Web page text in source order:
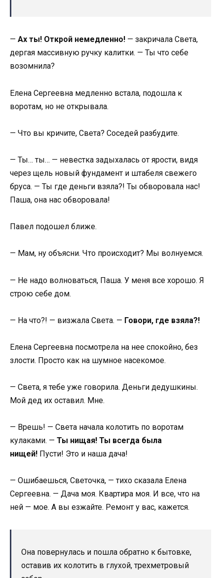
— Ах ты! Открой немедленно! — закричала Света,
дергая массивную ручку калитки. — Ты что себе
возомнила?
Елена Сергеевна медленно встала, подошла к
воротам, но не открывала.
— Что вы кричите, Света? Соседей разбудите.
— Ты… ты… — невестка задыхалась от ярости, видя
через щель новый фундамент и штабеля свежего
бруса. — Ты где деньги взяла?! Ты обворовала нас!
Паша, она нас обворовала!
Павел подошел ближе.
— Мам, ну объясни. Что происходит? Мы волнуемся.
— Не надо волноваться, Паша. У меня все хорошо. Я
строю себе дом.
— На что?! — визжала Света. — Говори, где взяла?!
Елена Сергеевна посмотрела на нее спокойно, без
злости. Просто как на шумное насекомое.
— Света, я тебе уже говорила. Деньги дедушкины.
Мой дед их оставил. Мне.
— Врешь! — Света начала колотить по воротам
кулаками. — Ты нищая! Ты всегда была
нищей! Пусти! Это и наша дача!
— Ошибаешься, Светочка, — тихо сказала Елена
Сергеевна. — Дача моя. Квартира моя. И все, что на
ней — мое. А вы езжайте. Ремонт у вас, кажется.
Она повернулась и пошла обратно к бытовке,
оставив их колотить в глухой, трехметровый